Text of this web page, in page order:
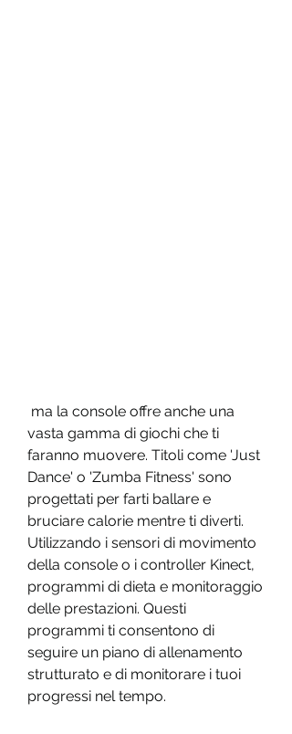
vasta gamma di giochi che ti
faranno muovere. Titoli come 'Just
Dance' o 'Zumba Fitness' sono
progettati per farti ballare e
bruciare calorie mentre ti diverti.
Utilizzando i sensori di movimento
della console o i controller Kinect,
programmi di dieta e monitoraggio
delle prestazioni. Questi
programmi ti consentono di
seguire un piano di allenamento
strutturato e di monitorare i tuoi
progressi nel tempo.